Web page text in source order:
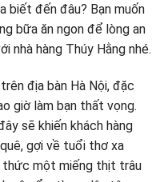
biết đến đâu? Bạn muốn
bữa ăn ngon để lòng an
nhà hàng Thúy Hằng nhé.
địa bàn Hà Nội, đặc
giờ làm bạn thất vọng.
sẽ khiến khách hàng
gợi về tuổi thơ xa
thức một miếng thịt trâu